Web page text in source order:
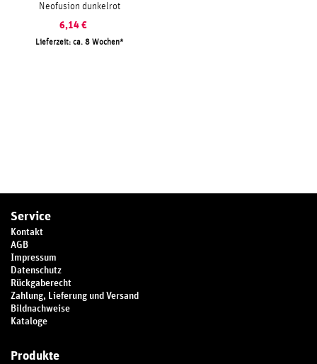
Neofusion dunkelrot
6,14 €
Lieferzeit: ca. 8 Wochen
Service
Kontakt
AGB
Impressum
Datenschutz
Rückgaberecht
Zahlung, Lieferung und Versand
Bildnachweise
Kataloge
Produkte